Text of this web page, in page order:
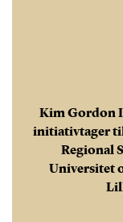
Kim Gordon
initiativtager
Regional
Universitet